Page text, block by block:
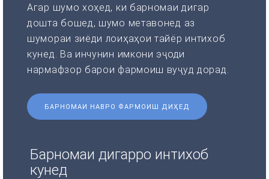
Агар шумо хоҳед, ки барномаи дигар
дошта бошед, шумо метавонед аз
шумораи зиёди лоиҳаҳои тайёр интихоб
кунед. Ва инчунин имкони эҷоди
нармафзор барои фармоиш вуҷуд дорад.
БАРНОМАИ НАВРО ФАРМОИШ ДИҲЕД
Барномаи дигарро интихоб
кунед